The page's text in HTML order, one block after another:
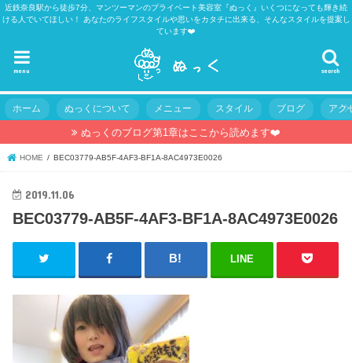
近鉄奈良駅から徒歩7分、マンツーマンのプライベート美容室『ぬっく』いくつになっても輝き続
ける人でいてほしい！ あなたのライフスタイルや思いをカタチに出来る、そんなスタイルを提案し
ています❤️
search
menu
ホーム ぬっくについて メニュー スタイル ブログ アク
ぬっくのブログ第1章はここから読めます❤️
HOME BEC03779-AB5F-4AF3-BF1A-8AC4973E0026
2019.11.06
BEC03779-AB5F-4AF3-BF1A-8AC4973E0026
LINE